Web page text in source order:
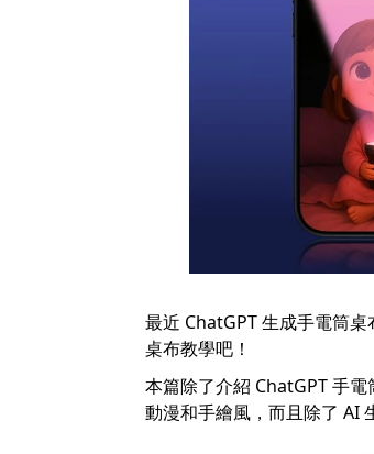
最近 ChatGPT 生成手電筒
桌布教學吧！
本篇除了介紹 ChatGPT 手
動漫和手繪風，而且除了 AI